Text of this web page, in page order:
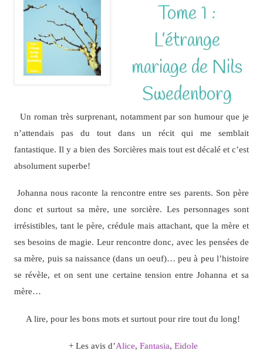
Tome 1 :
L’étrange
mariage de Nils
Swedenborg
Un roman très surprenant, notamment par son humour que je
n’attendais pas du tout dans un récit qui me semblait
fantastique. Il y a bien des Sorcières mais tout est décalé et c’est
absolument superbe!
Johanna nous raconte la rencontre entre ses parents. Son père
donc et surtout sa mère, une sorcière. Les personnages sont
irrésistibles, tant le père, crédule mais attachant, que la mère et
ses besoins de magie. Leur rencontre donc, avec les pensées de
sa mère, puis sa naissance (dans un oeuf)… peu à peu l’histoire
se révèle, et on sent une certaine tension entre Johanna et sa
mère…
A lire, pour les bons mots et surtout pour rire tout du long!
+ Les avis d’Alice, Fantasia, Eidole